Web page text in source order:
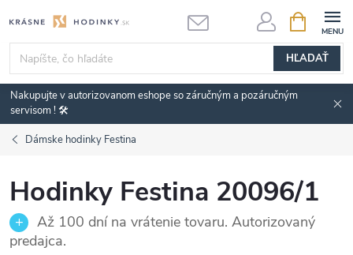
na
obsah
HĽADAŤ
KOŠÍK
Nakupujte v autorizovanom eshope so záručným a pozáručným
servisom ! 🛠️
Dámske hodinky Festina
Hodinky Festina 20096/1
Až 100 dní na vrátenie tovaru. Autorizovaný
predajca.